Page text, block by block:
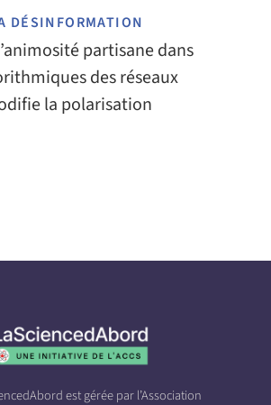
DÉSINFORMATION
partisane dans
des réseaux
la polarisation
est gérée par l’Association